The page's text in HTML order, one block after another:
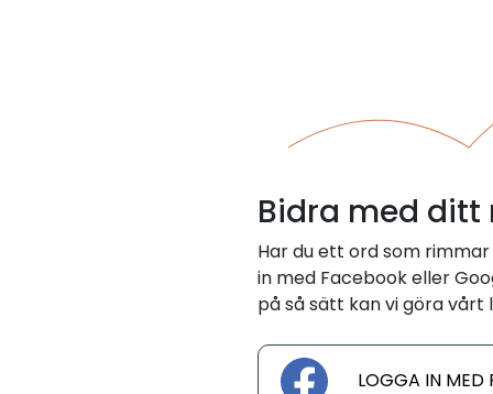
Bidra med ditt
Har du ett ord som
in med Facebook eller
på så sätt kan vi göra vårt
LOGGA IN MED